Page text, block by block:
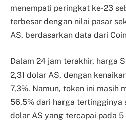
menempati peringkat ke-23
terbesar dengan nilai pasar
AS, berdasarkan data dari
Dalam 24 jam terakhir, harga
2,31 dolar AS, dengan
7,3%. Namun, token ini masih
56,5% dari harga tertingginya
dolar AS yang tercapai pada 5